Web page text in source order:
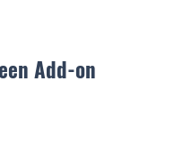
Add-on